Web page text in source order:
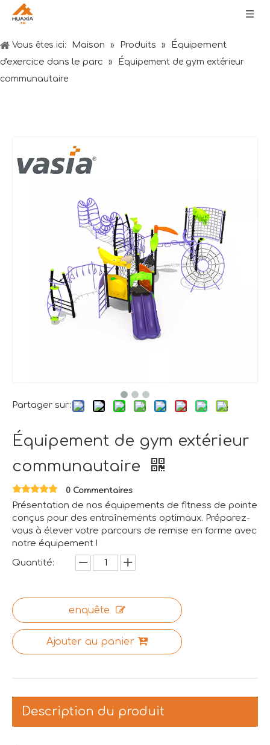
Vous êtes ici: Maison » Produits »
Équipement
d'exercice dans le parc
»
Équipement de gym extérieur
communautaire
Partager sur:
Équipement de gym extérieur
communautaire
0 Commentaires
Présentation de nos équipements de fitness de pointe
conçus pour des entraînements optimaux. Préparez-
vous à élever votre parcours de remise en forme avec
notre équipement !
Quantité:
enquête
Ajouter au panier
Description du produit